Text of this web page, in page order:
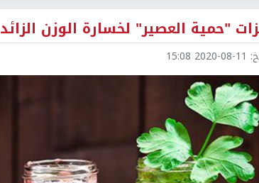
"حمية العصير" لخسارة الوزن الزائد
2020-08-11 15:08